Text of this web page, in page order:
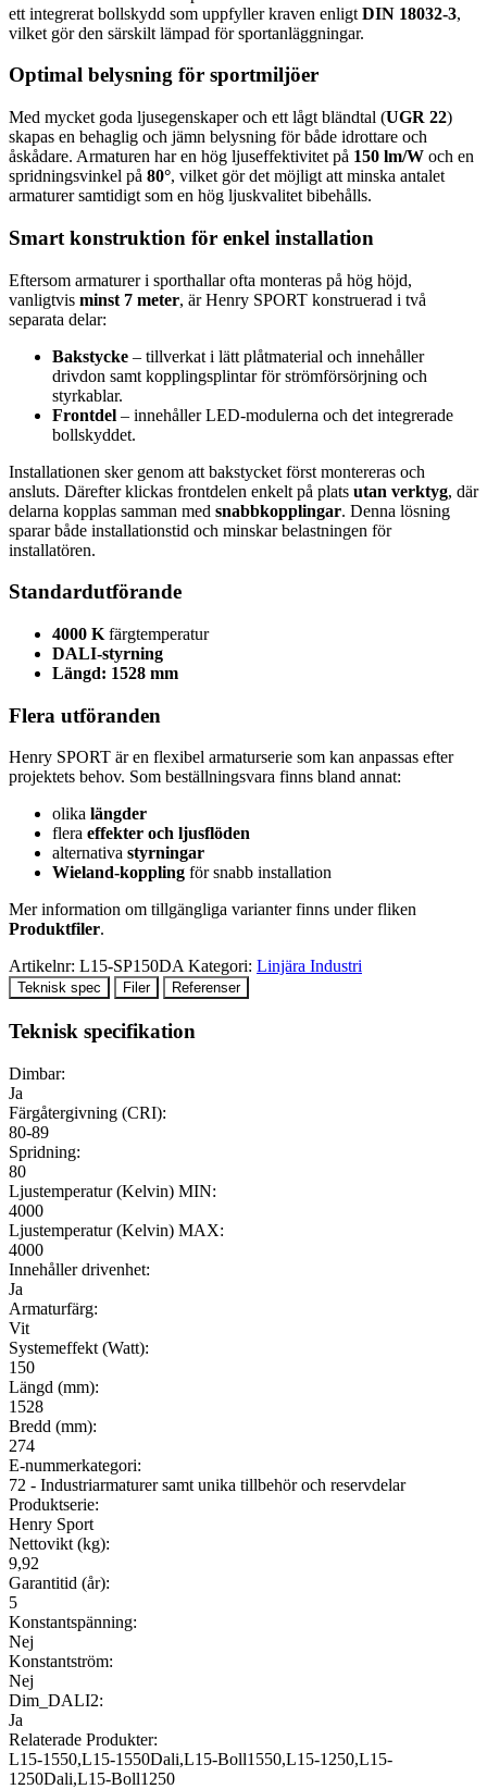
ett integrerat bollskydd som uppfyller kraven enligt DIN 18032-3,
vilket gör den särskilt lämpad för sportanläggningar.
Optimal belysning för sportmiljöer
Med mycket goda ljusegenskaper och ett lågt bländtal (UGR 22)
skapas en behaglig och jämn belysning för både idrottare och
åskådare. Armaturen har en hög ljuseffektivitet på 150 lm/W och en
spridningsvinkel på 80°, vilket gör det möjligt att minska antalet
armaturer samtidigt som en hög ljuskvalitet bibehålls.
Smart konstruktion för enkel installation
Eftersom armaturer i sporthallar ofta monteras på hög höjd,
vanligtvis minst 7 meter, är Henry SPORT konstruerad i två
separata delar:
Bakstycke – tillverkat i lätt plåtmaterial och innehåller
drivdon samt kopplingsplintar för strömförsörjning och
styrkablar.
Frontdel – innehåller LED-modulerna och det integrerade
bollskyddet.
Installationen sker genom att bakstycket först montereras och
ansluts. Därefter klickas frontdelen enkelt på plats utan verktyg, där
delarna kopplas samman med snabbkopplingar. Denna lösning
sparar både installationstid och minskar belastningen för
installatören.
Standardutförande
4000 K färgtemperatur
DALI-styrning
Längd: 1528 mm
Flera utföranden
Henry SPORT är en flexibel armaturserie som kan anpassas efter
projektets behov. Som beställningsvara finns bland annat:
olika längder
flera effekter och ljusflöden
alternativa styrningar
Wieland-koppling för snabb installation
Mer information om tillgängliga varianter finns under fliken
Produktfiler.
Artikelnr: L15-SP150DA Kategori: Linjära Industri
Teknisk spec Filer Referenser
Teknisk specifikation
Dimbar:
Ja
Färgåtergivning (CRI):
80-89
Spridning:
80
Ljustemperatur (Kelvin) MIN:
4000
Ljustemperatur (Kelvin) MAX:
4000
Innehåller drivenhet:
Ja
Armaturfärg:
Vit
Systemeffekt (Watt):
150
Längd (mm):
1528
Bredd (mm):
274
E-nummerkategori:
72 - Industriarmaturer samt unika tillbehör och reservdelar
Produktserie:
Henry Sport
Nettovikt (kg):
9,92
Garantitid (år):
5
Konstantspänning:
Nej
Konstantström:
Nej
Dim_DALI2:
Ja
Relaterade Produkter:
L15-1550,L15-1550Dali,L15-Boll1550,L15-1250,L15-
1250Dali,L15-Boll1250